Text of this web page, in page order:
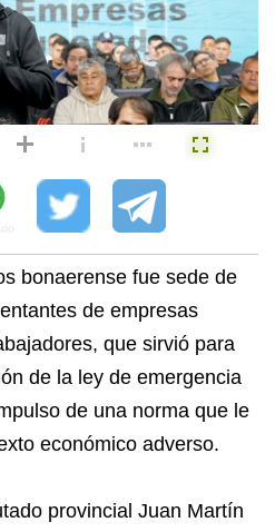
bonaerense fue sede de
de empresas
que sirvió para
de la ley de emergencia
de una norma que le
económico adverso.
provincial Juan Martín